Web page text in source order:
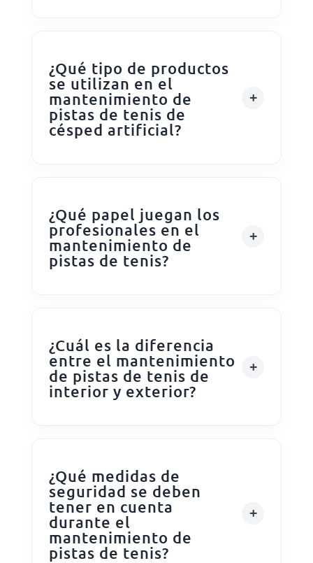
¿Qué tipo de productos
se utilizan en el
mantenimiento de
pistas de tenis de
césped artificial?
¿Qué papel juegan los
profesionales en el
mantenimiento de
pistas de tenis?
¿Cuál es la diferencia
entre el mantenimiento
de pistas de tenis de
interior y exterior?
¿Qué medidas de
seguridad se deben
tener en cuenta
durante el
mantenimiento de
pistas de tenis?